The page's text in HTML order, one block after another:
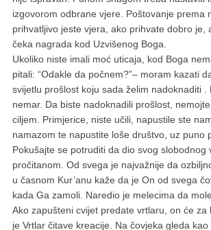
izgovorom odbrane vjere. Poštovanje
prihvatljivo jeste vjera, ako prihvate dobro
čeka nagrada kod Uzvišenog Boga.
Ukoliko niste imali moć uticaja, kod Boga
pitali: “Odakle da počnem?”– moram kazati
svijetlu prošlost koju sada želim nadoknaditi
nemar. Da biste nadoknadili prošlost,
ciljem. Primjerice, niste učili, napustile ste
namazom te napustite loše društvo, uz puno
Pokušajte se potruditi da dio svog
pročitanom. Od svega je najvažnije da
u časnom Kur’anu kaže da je On od svega
kada Ga zamoli. Naredio je melecima da
Ako zapušteni cvijet predate vrtlaru, on će
je Vrtlar čitave kreacije. Na čovjeka gleda